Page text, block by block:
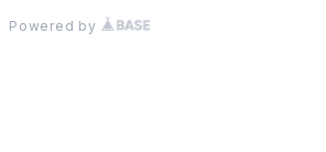
Powered by